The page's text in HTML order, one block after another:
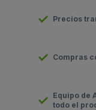
Precios
Compras
Equipo de
todo el